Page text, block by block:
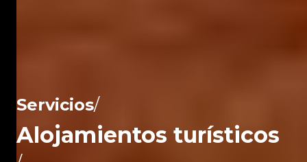
Servicios/
Alojamientos turísticos